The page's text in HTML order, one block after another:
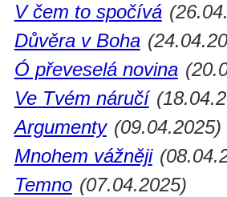
V čem to spočívá
Důvěra v Boha
Ó převeselá novina
Ve Tvém náručí
Argumenty (09.04.2025)
Mnohem vážněji
Temno (07.04.2025)